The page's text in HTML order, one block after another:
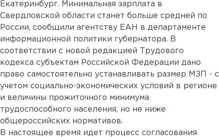
Екатеринбург. Минимальная зарплата в
Свердловской области станет больше средней по
России, сообщили агентству ЕАН в департаменте
информационной политики губернатора. В
соответствии с новой редакцией Трудового
кодекса субъектам Российской Федерации дано
право самостоятельно устанавливать размер МЗП - с
учетом социально-экономических условий в регионе
и величины прожиточного минимума
трудоспособного населения, но не ниже
общероссийских нормативов.
В настоящее время идет процесс согласования